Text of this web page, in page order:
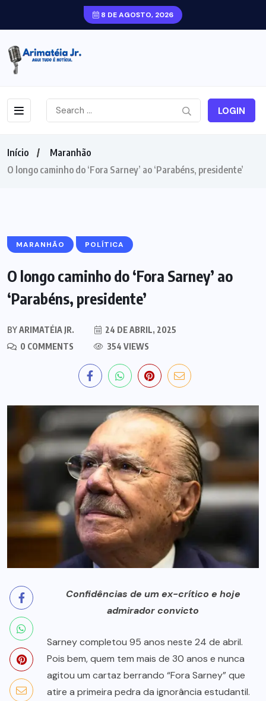
8 DE AGOSTO, 2026
LOGIN
Início
Maranhão
O longo caminho do ‘Fora Sarney’ ao ‘Parabéns, presidente’
MARANHÃO POLÍTICA
O longo caminho do ‘Fora Sarney’ ao
‘Parabéns, presidente’
BYARIMATÉIA JR.
24 DE ABRIL, 2025
0 COMMENTS
354 VIEWS
Confidências de um ex-crítico e hoje
admirador convicto
Sarney completou 95 anos neste 24 de abril.
Pois bem, quem tem mais de 30 anos e nunca
agitou um cartaz berrando “Fora Sarney” que
atire a primeira pedra da ignorância estudantil.